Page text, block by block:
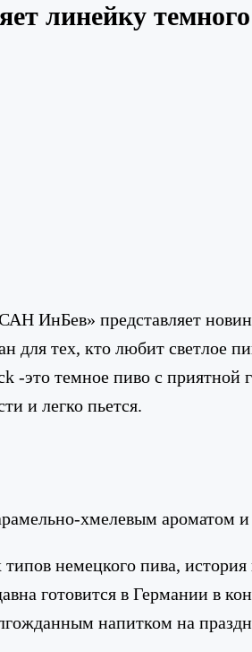
линейку
ИнБев» представляет
для тех, кто любит светлое
-это темное пиво с приятной
и легко пьется.
хмелевым ароматом
немецкого пива,
готовится в Германии в
напитком на